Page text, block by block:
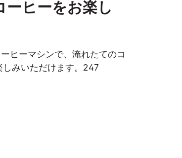
ーヒーをお楽し
ヒーマシンで、淹れたてのコ
みいただけます。247